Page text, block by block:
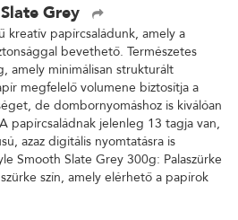
Grey
papírcsaládunk, amely a
bevethető. Természetes
amely minimálisan strukturált
megfelelő volumene biztosítja a
de dombornyomáshoz is kiválóan
papírcsaládnak jelenleg 13 tagja van,
azaz digitális nyomtatásra is
Smooth Slate Grey 300g: Palaszürke
szín, amely elérhető a papírok